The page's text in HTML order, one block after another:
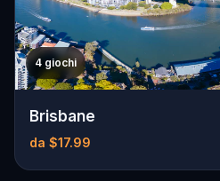
4 giochi
Brisbane
da $17.99